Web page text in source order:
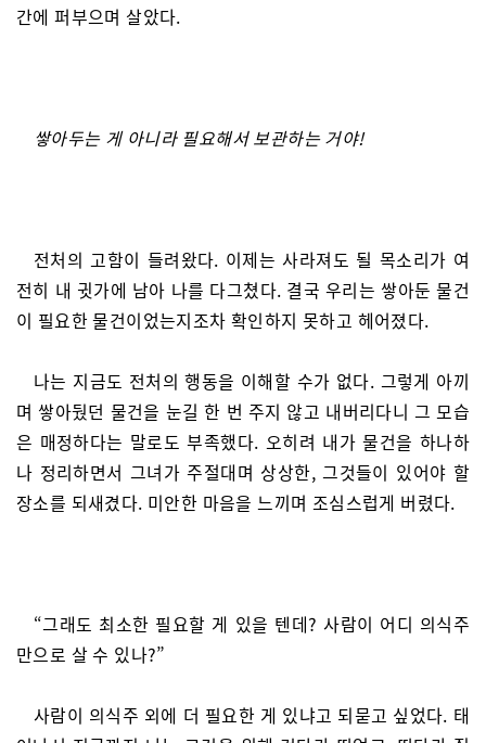
간에 퍼부으며 살았다.
쌓아두는 게 아니라 필요해서 보관하는 거야!
전처의 고함이 들려왔다. 이제는 사라져도 될 목소리가 여
전히 내 귓가에 남아 나를 다그쳤다. 결국 우리는 쌓아둔 물건
이 필요한 물건이었는지조차 확인하지 못하고 헤어졌다.
나는 지금도 전처의 행동을 이해할 수가 없다. 그렇게 아끼
며 쌓아뒀던 물건을 눈길 한 번 주지 않고 내버리다니 그 모습
은 매정하다는 말로도 부족했다. 오히려 내가 물건을 하나하
나 정리하면서 그녀가 주절대며 상상한, 그것들이 있어야 할
장소를 되새겼다. 미안한 마음을 느끼며 조심스럽게 버렸다.
“그래도 최소한 필요할 게 있을 텐데? 사람이 어디 의식주
만으로 살 수 있나?”
사람이 의식주 외에 더 필요한 게 있냐고 되묻고 싶었다. 태